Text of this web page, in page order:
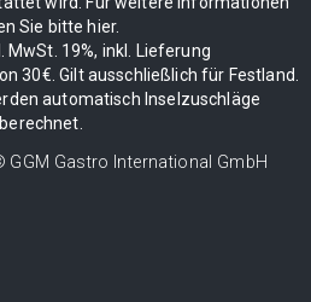
Sie bitte hier.
MwSt. 19%, inkl. Lieferung
30€. Gilt ausschließlich für Festland.
automatisch Inselzuschläge
berechnet.
GGM Gastro International GmbH